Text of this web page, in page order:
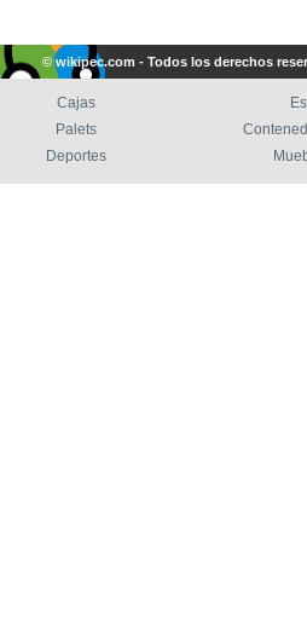
© wikipec.com - Todos los derechos
Cajas
Palets
Deportes